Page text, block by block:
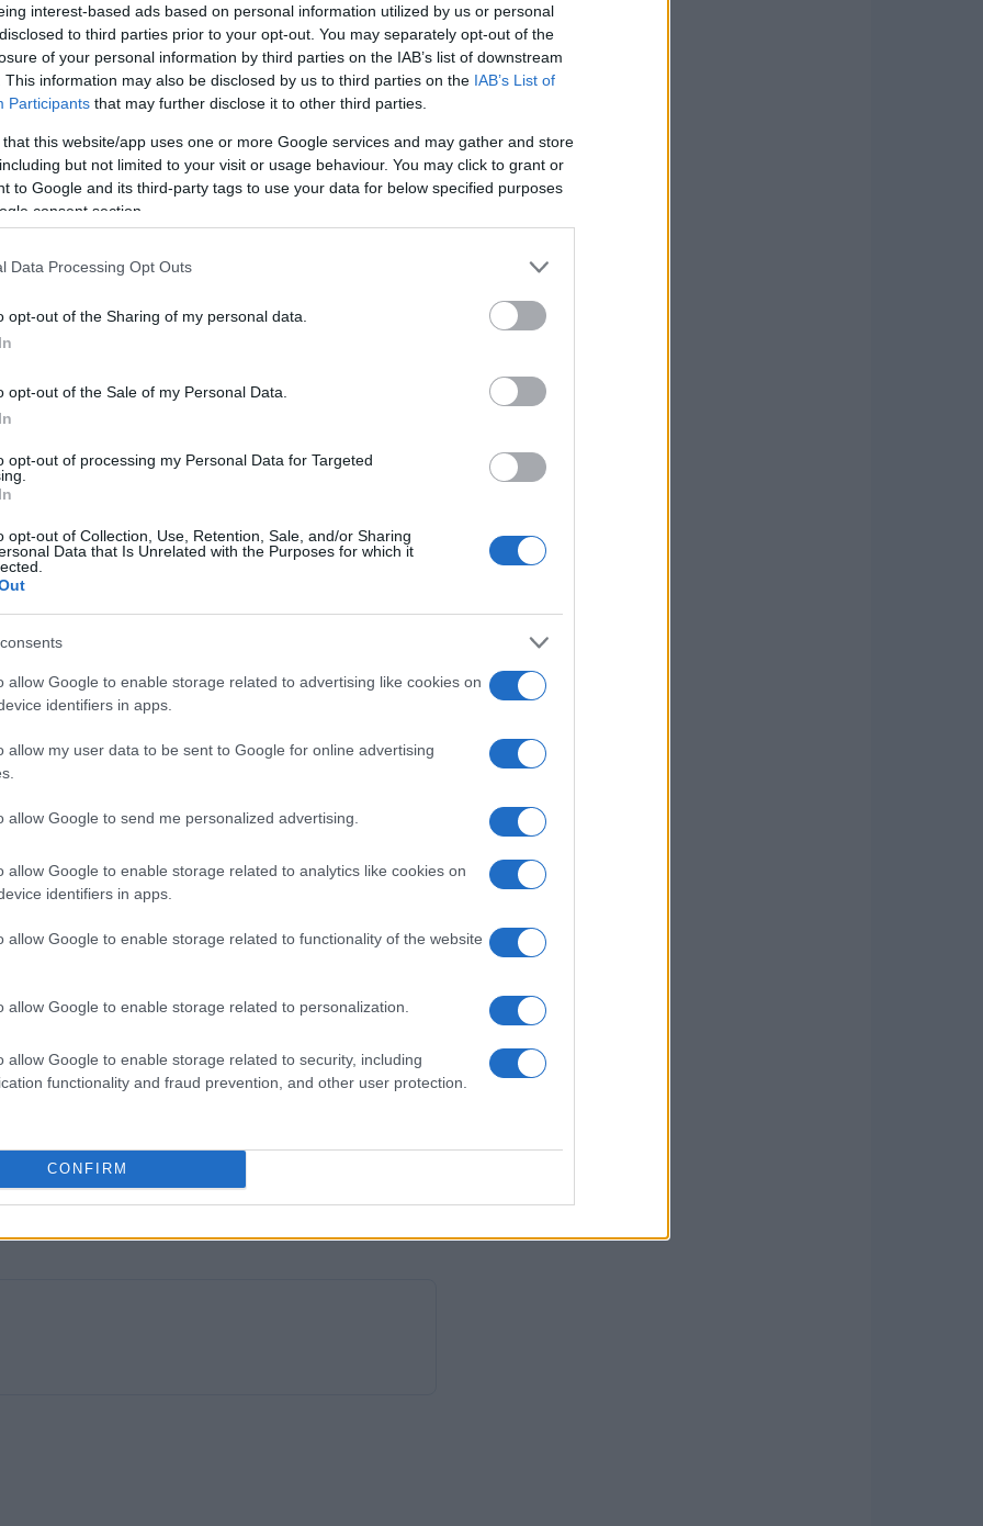
interest-based ads based on personal information utilized by us or personal
to third parties prior to your opt-out. You may separately opt-out of the
of your personal information by third parties on the IAB’s list of downstream
This information may also be disclosed by us to third parties on the IAB’s List of
Participants that may further disclose it to other third parties.
that this website/app uses one or more Google services and may gather and store
but not limited to your visit or usage behaviour. You may click to grant or
to Google and its third-party tags to use your data for below specified purposes
consent section.
Data Processing Opt Outs
opt-out of the Sharing of my personal data.
opt-out of the Sale of my Personal Data.
opt-out of processing my Personal Data for Targeted
opt-out of Collection, Use, Retention, Sale, and/or Sharing
Data that Is Unrelated with the Purposes for which it
allow Google to enable storage related to advertising like cookies on
identifiers in apps.
allow my user data to be sent to Google for online advertising
allow Google to send me personalized advertising.
allow Google to enable storage related to analytics like cookies on
identifiers in apps.
allow Google to enable storage related to functionality of the website
allow Google to enable storage related to personalization.
allow Google to enable storage related to security, including
functionality and fraud prevention, and other user protection.
CONFIRM
trovare l’esperienza perfetta per sé. Cortina
è una delle località più rinomate, con aree
sciatori di ogni livello. Gli esperti possono
i principianti possono approfittare delle
anche molte altre attività invernali. Gli amanti
dei Sette Comuni, noto per i suoi 500
Qui si svolgono anche gare di Coppa
strutture disponibili. Per chi cerca
e le passeggiate sulla neve sono perfette per
Non dimentichiamo le emozionanti
scoprire angoli nascosti delle montagne
unica
c’è niente di meglio che rifugiarsi in uno
tipici della cucina veneta. Questi rifugi
di assaporare specialità locali,
Inoltre, le Dolomiti regalano uno
un fenomeno che trasforma le
che sfumano dal rosa all’arancione al
chi visita la regione durante l’inverno.